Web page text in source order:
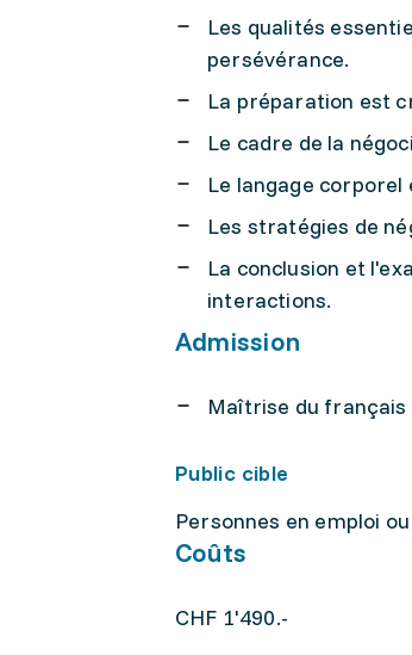
Les qualités
persévérance.
La préparation est
Le cadre de la
Le langage
Les stratégies de
La conclusion et
interactions.
Admission
Maîtrise du français
Public cible
Personnes en emploi
Coûts
CHF 1'490.-